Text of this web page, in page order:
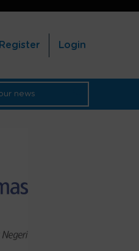
Register Login